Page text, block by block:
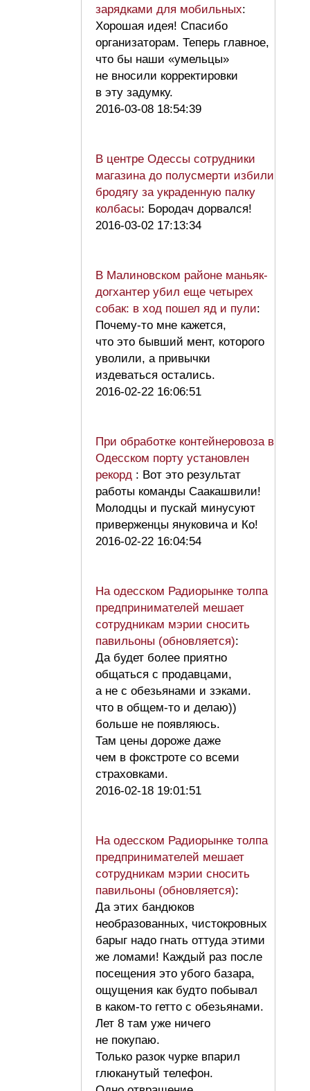
зарядками для мобильных:
Хорошая идея! Спасибо
организаторам. Теперь главное,
что бы наши «умельцы»
не вносили корректировки
в эту задумку.
2016-03-08 18:54:39
В центре Одессы сотрудники
магазина до полусмерти избили
бродягу за украденную палку
колбасы: Бородач дорвался!
2016-03-02 17:13:34
В Малиновском районе маньяк-
догхантер убил еще четырех
собак: в ход пошел яд и пули:
Почему-то мне кажется,
что это бывший мент, которого
уволили, а привычки
издеваться остались.
2016-02-22 16:06:51
При обработке контейнеровоза в
Одесском порту установлен
рекорд : Вот это результат
работы команды Саакашвили!
Молодцы и пускай минусуют
приверженцы януковича и Ко!
2016-02-22 16:04:54
На одесском Радиорынке толпа
предпринимателей мешает
сотрудникам мэрии сносить
павильоны (обновляется):
Да будет более приятно
общаться с продавцами,
а не с обезьянами и зэками.
что в общем-то и делаю))
больше не появляюсь.
Там цены дороже даже
чем в фокстроте со всеми
страховками.
2016-02-18 19:01:51
На одесском Радиорынке толпа
предпринимателей мешает
сотрудникам мэрии сносить
павильоны (обновляется):
Да этих бандюков
необразованных, чистокровных
барыг надо гнать оттуда этими
же ломами! Каждый раз после
посещения это убого базара,
ощущения как будто побывал
в каком-то гетто с обезьянами.
Лет 8 там уже ничего
не покупаю.
Только разок чурке впарил
глюканутый телефон.